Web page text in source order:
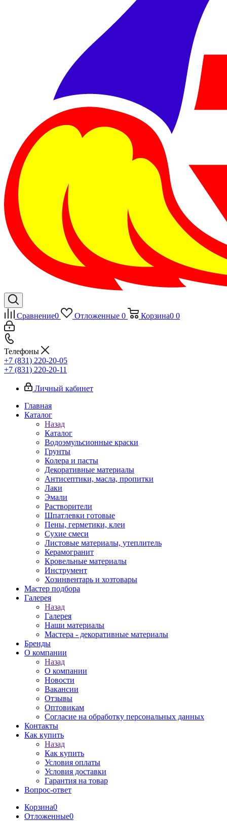
Сравнение0 Отложенные 0 Корзина0 0
Телефоны
+7 (831) 220-20-05
+7 (831) 220-20-11
Личный кабинет
Главная
Каталог
Назад
Каталог
Водоэмульсионные краски
Грунты
Колера и пасты
Декоративные материалы
Антисептики, масла, пропитки
Лаки
Эмали
Растворители
Шпатлевки готовые
Пены, герметики, клеи
Сухие смеси
Листовые материалы, утеплитель
Керамогранит
Кровельные материалы
Инструмент
Хозинвентарь и хозтовары
Мастер подбора
Галерея
Назад
Галерея
Наши материалы
Мастера - декоративные материалы
Бренды
О компании
Назад
О компании
Новости
Вакансии
Отзывы
Оптовикам
Cогласие на обработку персональных данных
Контакты
Как купить
Назад
Как купить
Условия оплаты
Условия доставки
Гарантия на товар
Вопрос-ответ
Корзина0
Отложенные0